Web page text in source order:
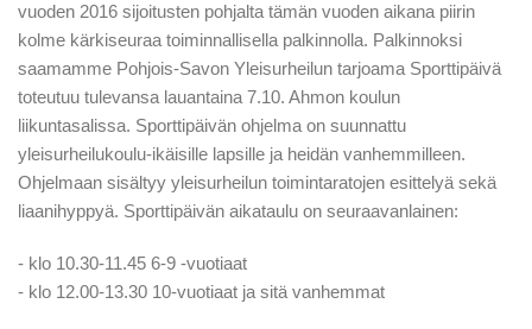
vuoden 2016 sijoitusten pohjalta tämän vuoden aikana piirin
kolme kärkiseuraa toiminnallisella palkinnolla. Palkinnoksi
saamamme Pohjois-Savon Yleisurheilun tarjoama Sporttipäivä
toteutuu tulevansa lauantaina 7.10. Ahmon koulun
liikuntasalissa. Sporttipäivän ohjelma on suunnattu
yleisurheilukoulu-ikäisille lapsille ja heidän vanhemmilleen.
Ohjelmaan sisältyy yleisurheilun toimintaratojen esittelyä sekä
liaanihyppyä. Sporttipäivän aikataulu on seuraavanlainen:
- klo 10.30-11.45 6-9 -vuotiaat
- klo 12.00-13.30 10-vuotiaat ja sitä vanhemmat